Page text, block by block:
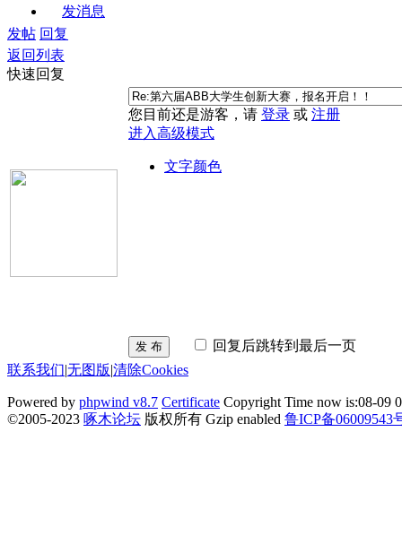
发消息
发帖 回复
返回列表
快速回复
您目前还是游客，请 登录 或 注册
进入高级模式
文字颜色
发 布
回复后跳转到最后一页
联系我们|无图版|清除Cookies
Powered by phpwind v8.7 Certificate Copyright Time now is:08-09
©2005-2023 啄木论坛 版权所有 Gzip enabled 鲁ICP备06009543